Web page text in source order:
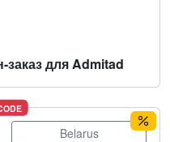
для Admitad
Belarus